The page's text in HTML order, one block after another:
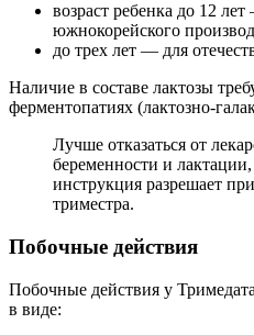
возраст ребенка до 12
южнокорейского
до трех лет — для
Наличие в составе лактозы
ферментопатиях (лактозно-
Лучше отказаться от
беременности и
инструкция разрешает
триместра.
Побочные действия
Побочные действия у
в виде: